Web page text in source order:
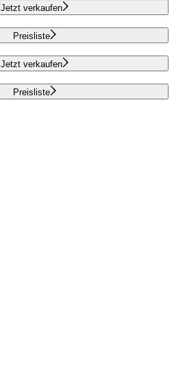
Jetzt verkaufen
Preisliste
Jetzt verkaufen
Preisliste